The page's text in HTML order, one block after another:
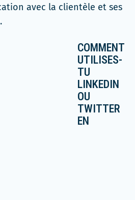
avec la clientèle et ses
COMMENT
UTILISES-
TU
LINKEDIN
OU
TWITTER
EN